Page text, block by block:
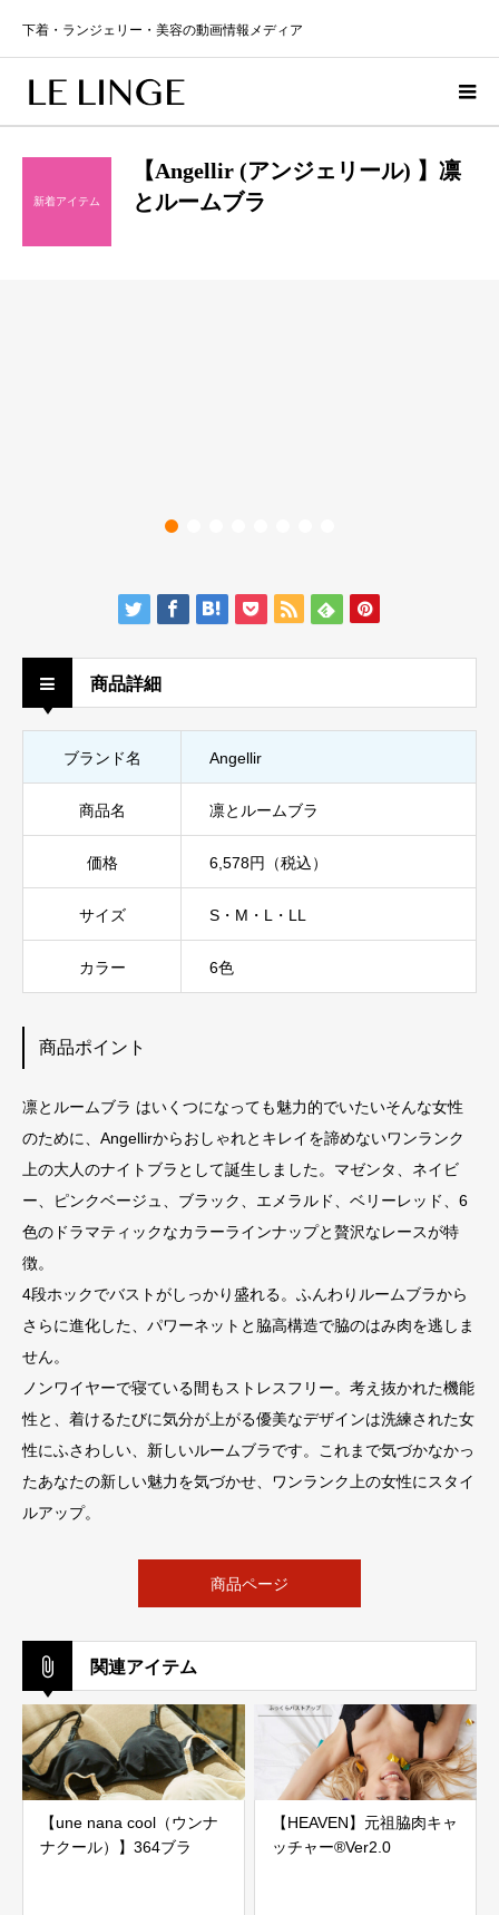
下着・ランジェリー・美容の動画情報メディア
新着アイテム
【Angellir (アンジェリール) 】凛
とルームブラ
商品詳細
ブランド名 Angellir
商品名 凛とルームブラ
価格 6,578円（税込）
サイズ S・M・L・LL
カラー 6色
商品ポイント
凛とルームブラ はいくつになっても魅力的でいたいそんな女性
のために、Angellirからおしゃれとキレイを諦めないワンランク
上の大人のナイトブラとして誕生しました。マゼンタ、ネイビ
ー、ピンクベージュ、ブラック、エメラルド、ベリーレッド、6
色のドラマティックなカラーラインナップと贅沢なレースが特
徴。
4段ホックでバストがしっかり盛れる。ふんわりルームブラから
さらに進化した、パワーネットと脇高構造で脇のはみ肉を逃しま
せん。
ノンワイヤーで寝ている間もストレスフリー。考え抜かれた機能
性と、着けるたびに気分が上がる優美なデザインは洗練された女
性にふさわしい、新しいルームブラです。これまで気づかなかっ
たあなたの新しい魅力を気づかせ、ワンランク上の女性にスタイ
ルアップ。
商品ページ
関連アイテム
【une nana cool（ウンナ
ナクール）】364ブラ
【HEAVEN】元祖脇肉キャ
ッチャー®Ver2.0